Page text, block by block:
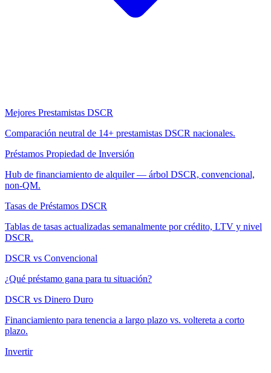
Mejores Prestamistas DSCR
Comparación neutral de 14+ prestamistas DSCR nacionales.
Préstamos Propiedad de Inversión
Hub de financiamiento de alquiler — árbol DSCR, convencional,
non-QM.
Tasas de Préstamos DSCR
Tablas de tasas actualizadas semanalmente por crédito, LTV y nivel
DSCR.
DSCR vs Convencional
¿Qué préstamo gana para tu situación?
DSCR vs Dinero Duro
Financiamiento para tenencia a largo plazo vs. voltereta a corto
plazo.
Invertir